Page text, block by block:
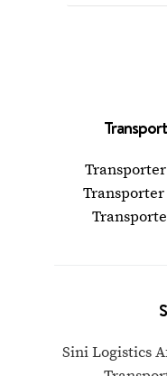
Sini Logistics